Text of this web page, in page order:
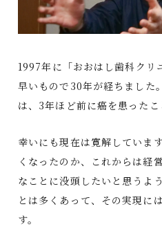
1997年に「おおはし歯科クリ
早いもので30年が経ちました
は、3年ほど前に癌を患ったこ
幸いにも現在は寛解していま
くなったのか、これからは経
なことに没頭したいと思うよ
とは多くあって、その実現に
す。